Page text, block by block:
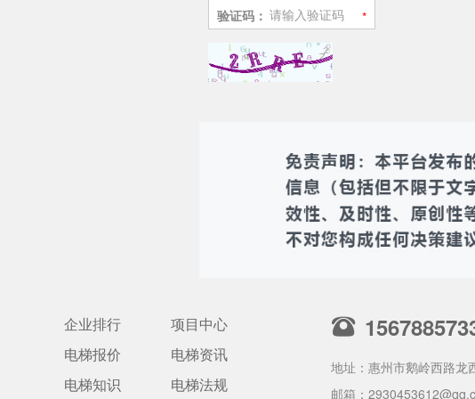
验证码：
企业排行
项目中心
电梯报价
电梯资讯
电梯知识
电梯法规
地址：惠州市鹅岭西路龙
邮箱：